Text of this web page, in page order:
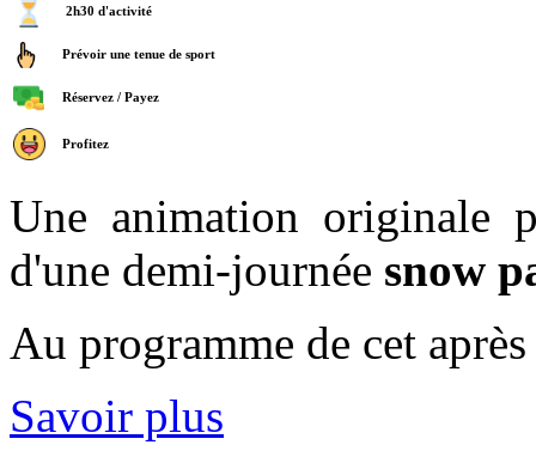
2h30 d'activité
Prévoir une tenue de sport
Réservez / Payez
Profitez
Une animation originale
d'une demi-journée snow
Au programme de cet
Savoir plus